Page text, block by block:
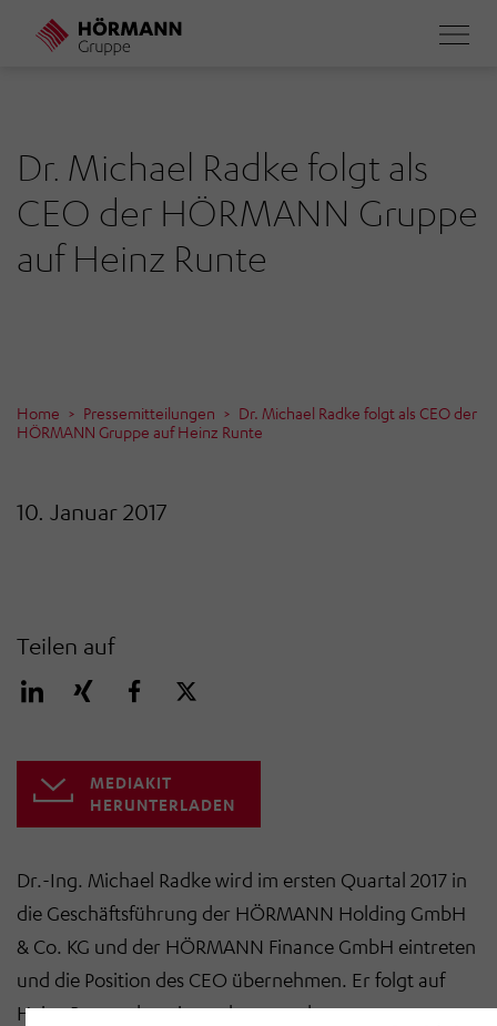
Direkt
Dr. Michael Radke folgt als
CEO der HÖRMANN Gruppe
auf Heinz Runte
Home Pressemitteilungen
Dr. Michael Radke folgt als CEO der
HÖRMANN Gruppe auf Heinz Runte
10. Januar 2017
Teilen auf
MEDIAKIT
HERUNTERLADEN
Dr.-Ing. Michael Radke wird im ersten Quartal 2017 in
die Geschäftsführung der HÖRMANN Holding GmbH
& Co. KG und der HÖRMANN Finance GmbH eintreten
und die Position des CEO übernehmen. Er folgt auf
Heinz Runte, der wie geplant von der